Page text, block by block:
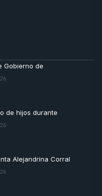
Gobierno de
de hijos durante
Alejandrina Corral